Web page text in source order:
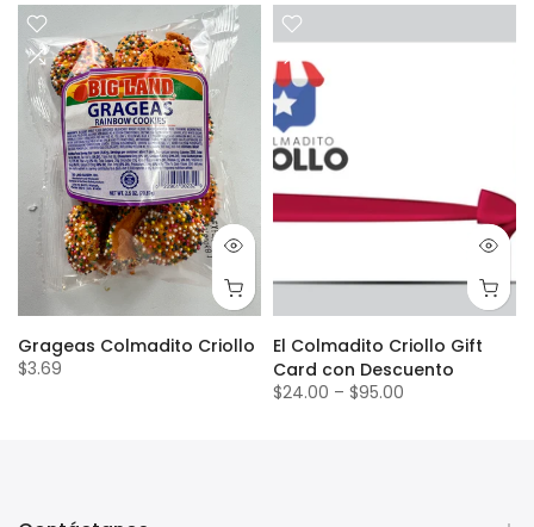
Grageas Colmadito Criollo
$3.69
El Colmadito Criollo Gift
Card con Descuento
$24.00 – $95.00